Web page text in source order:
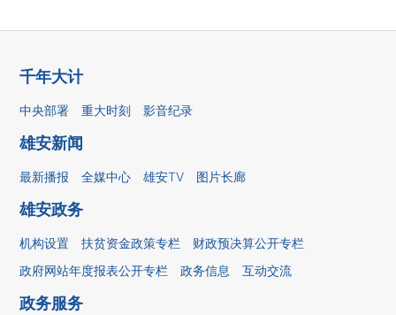
千年大计
中央部署 重大时刻 影音纪录
雄安新闻
最新播报 全媒中心 雄安TV 图片长廊
雄安政务
机构设置 扶贫资金政策专栏
财政预决算公开专栏
政府网站年度报表公开专栏
政务信息 互动交流
政务服务